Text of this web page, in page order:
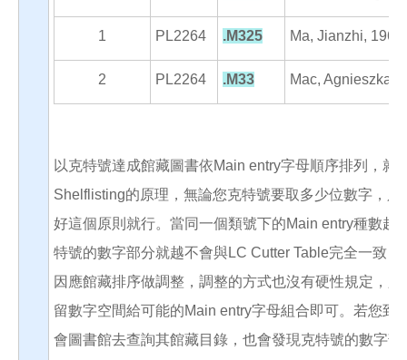
1 PL2264 .M325 Ma, Jianzhi, 1962-
2 PL2264 .M33 Mac, Agnieszka
以克特號達成館藏圖書依Main entry字母順序排列，就
Shelflisting的原理，無論您克特號要取多少位數字，只
好這個原則就行。當同一個類號下的Main entry種數越
特號的數字部分就越不會與LC Cutter Table完全一致，
因應館藏排序做調整，調整的方式也沒有硬性規定，只
留數字空間給可能的Main entry字母組合即可。若您到
會圖書館去查詢其館藏目錄，也會發現克特號的數字部